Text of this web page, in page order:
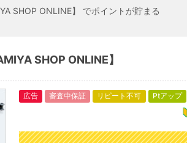
SHOP ONLINE】 でポイントが貯まる
SHOP ONLINE】
広告 審査中保証 リピート不可 Ptアップ